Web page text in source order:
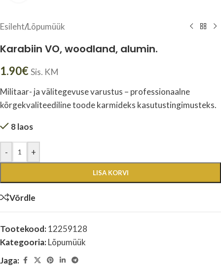
Esileht/Lõpumüük
Karabiin VO, woodland, alumin.
1.90€Sis. KM
Militaar- ja välitegevuse varustus – professionaalne
kõrgekvaliteediline toode karmideks kasutustingimusteks.
8 laos
- +
LISA KORVI
Võrdle
Tootekood:12259128
Kategooria:Lõpumüük
Jaga: